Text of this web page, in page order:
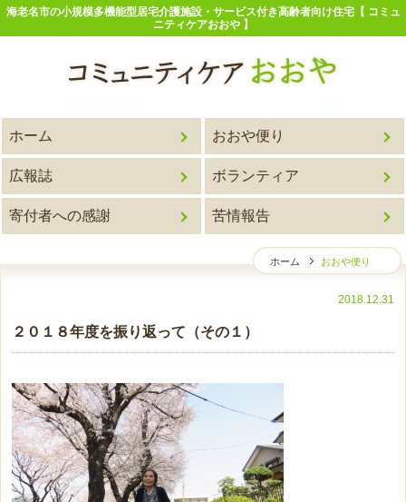
海老名市の小規模多機能型居宅介護施設・サービス付き高齢者向け住宅【 コミュ
ニティケアおおや 】
ホーム おおや便り
広報誌 ボランティア
寄付者への感謝 苦情報告
ホーム おおや便り
2018.12.31
２０１８年度を振り返って（その１）